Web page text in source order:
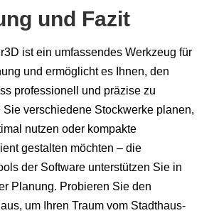
und Fazit
ist ein umfassendes Werkzeug für
und ermöglicht es Ihnen, den
professionell und präzise zu
verschiedene Stockwerke planen,
nutzen oder kompakte
gestalten möchten – die
der Software unterstützen Sie in
Planung. Probieren Sie den
um Ihren Traum vom Stadthaus-